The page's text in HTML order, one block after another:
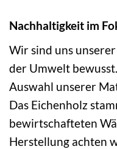
Nachhaltigkeit im
Wir sind uns
der Umwelt
Auswahl unserer
Das Eichenholz
bewirtschafteten
Herstellung achten